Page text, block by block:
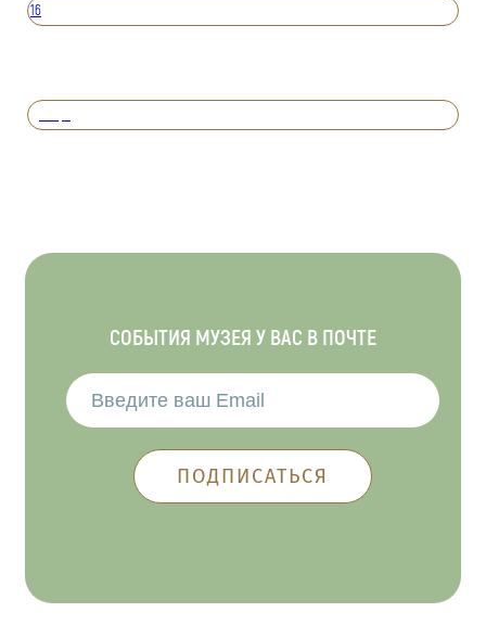
16
СОБЫТИЯ МУЗЕЯ У ВАС В ПОЧТЕ